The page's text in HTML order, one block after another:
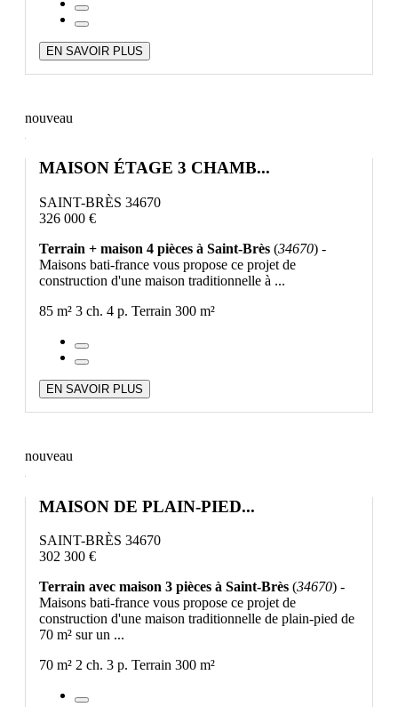
EN SAVOIR PLUS
nouveau
MAISON ÉTAGE 3 CHAMB...
SAINT-BRÈS 34670
326 000 €
Terrain + maison 4 pièces à Saint-Brès (34670) -
Maisons bati-france vous propose ce projet de
construction d'une maison traditionnelle à ...
85 m² 3 ch. 4 p. Terrain 300 m²
EN SAVOIR PLUS
nouveau
MAISON DE PLAIN-PIED...
SAINT-BRÈS 34670
302 300 €
Terrain avec maison 3 pièces à Saint-Brès (34670) -
Maisons bati-france vous propose ce projet de
construction d'une maison traditionnelle de plain-pied de
70 m² sur un ...
70 m² 2 ch. 3 p. Terrain 300 m²